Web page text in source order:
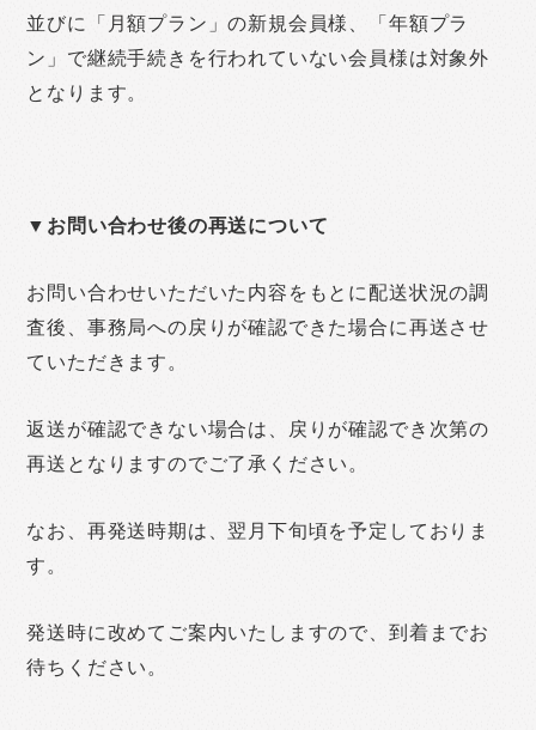
並びに「月額プラン」の新規会員様、「年額プラ
ン」で継続手続きを行われていない会員様は対象外
となります。
▼お問い合わせ後の再送について
お問い合わせいただいた内容をもとに配送状況の調
査後、事務局への戻りが確認できた場合に再送させ
ていただきます。
返送が確認できない場合は、戻りが確認でき次第の
再送となりますのでご了承ください。
なお、再発送時期は、翌月下旬頃を予定しておりま
す。
発送時に改めてご案内いたしますので、到着までお
待ちください。